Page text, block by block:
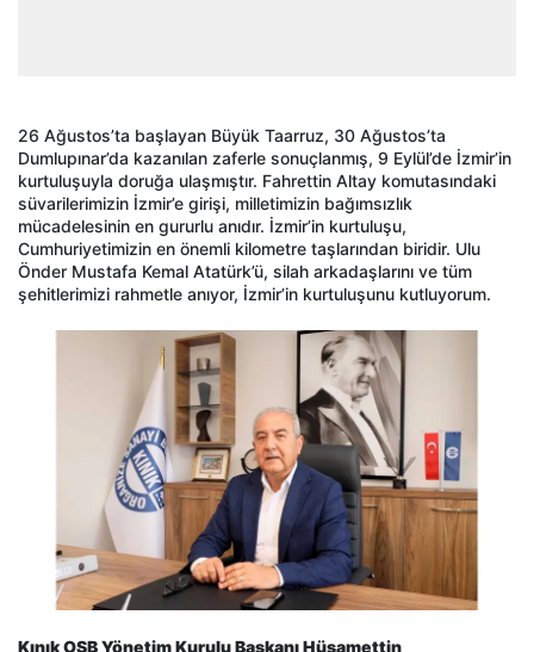
26 Ağustos’ta başlayan Büyük Taarruz, 30 Ağustos’ta
Dumlupınar’da kazanılan zaferle sonuçlanmış, 9 Eylül’de İzmir’in
kurtuluşuyla doruğa ulaşmıştır. Fahrettin Altay komutasındaki
süvarilerimizin İzmir’e girişi, milletimizin bağımsızlık
mücadelesinin en gururlu anıdır. İzmir’in kurtuluşu,
Cumhuriyetimizin en önemli kilometre taşlarından biridir. Ulu
Önder Mustafa Kemal Atatürk’ü, silah arkadaşlarını ve tüm
şehitlerimizi rahmetle anıyor, İzmir’in kurtuluşunu kutluyorum.
Kınık OSB Yönetim Kurulu Başkanı Hüsamettin